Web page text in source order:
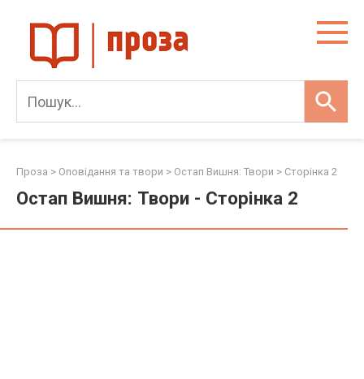
content
Проза > Оповідання та твори > Остап Вишня: Твори > Сторінка 2
Остап Вишня: Твори - Сторінка 2